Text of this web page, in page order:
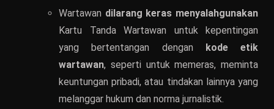
Wartawan dilarang keras menyalahgunakan
Kartu Tanda Wartawan untuk kepentingan
yang bertentangan dengan kode etik
wartawan, seperti untuk memeras, meminta
keuntungan pribadi, atau tindakan lainnya yang
melanggar hukum dan norma jurnalistik.